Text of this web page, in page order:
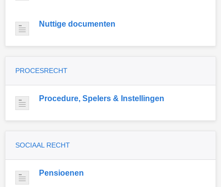
Nuttige documenten
PROCESRECHT
Procedure, Spelers & Instellingen
SOCIAAL RECHT
Pensioenen